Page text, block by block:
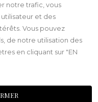
notre trafic, vous
et des
Vous pouvez
de notre utilisation des
en cliquant sur "EN